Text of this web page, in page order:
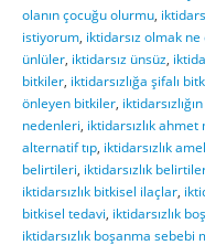
olanın çocuğu olurmu
istiyorum iktidarsız olmak
ünlüler iktidarsız ünsüz
bitkiler iktidarsızlığa şifalı
önleyen bitkiler
nedenleri iktidarsızlık ahmet
alternatif tıp iktidarsızlık
belirtileri iktidarsızlık
iktidarsızlık bitkisel ilaçlar
bitkisel tedavi iktidarsızlık
iktidarsızlık boşanma sebebi